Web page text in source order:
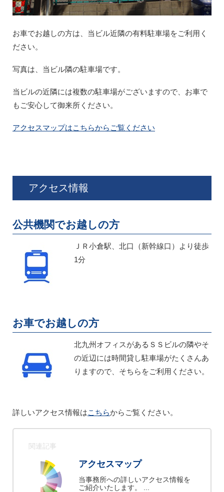
お車でお越しの方は、当ビル近隣の有料駐車場をご利用く
ださい。
写真は、当ビル隣の駐車場です。
当ビルの近隣には複数の駐車場がございますので、お車で
もご安心して御来所ください。
アクセスマップはこちらからご覧ください
アクセス情報
公共機関でお越しの方
ＪＲ小倉駅、北口（新幹線口）より徒歩
1分
お車でお越しの方
北九州オフィスがあるＳＳビルの隣やそ
の近辺には時間貸し駐車場がたくさんあ
りますので、そちらをご利用ください。
詳しいアクセス情報はこちらからご覧ください。
関連記事
アクセスマップ
当事務所への詳しいアクセス情報を
ご紹介いたします。 ...